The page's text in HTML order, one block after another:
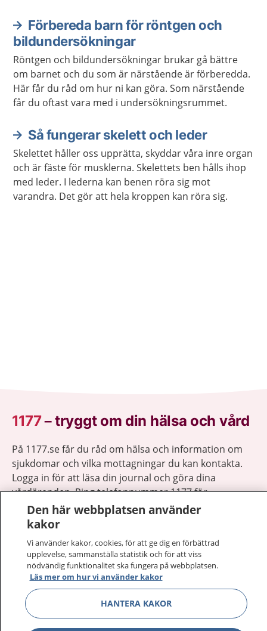
Förbereda barn för röntgen och
bildundersökningar
Röntgen och bildundersökningar brukar gå bättre
om barnet och du som är närstående är förberedda.
Här får du råd om hur ni kan göra. Som närstående
får du oftast vara med i undersökningsrummet.
Så fungerar skelett och leder
Skelettet håller oss upprätta, skyddar våra inre organ
och är fäste för musklerna. Skelettets ben hålls ihop
med leder. I lederna kan benen röra sig mot
varandra. Det gör att hela kroppen kan röra sig.
1177–tryggt om din hälsa och vård
På 1177.se får du råd om hälsa och information om
sjukdomar och vilka mottagningar du kan kontakta.
Logga in för att läsa din journal och göra dina
vårdärenden. Ring telefonnummer 1177 för
sjukvårdsrådgivning dygnet runt.
1177 ger dig råd när du vill må bättre.
1177 på flera språk Visa
Visa
Den här webbplatsen använder
kakor
Vi använder kakor, cookies, för att ge dig en förbättrad
upplevelse, sammanställa statistik och för att viss
nödvändig funktionalitet ska fungera på webbplatsen.
Läs mer om hur vi använder kakor
HANTERA KAKOR